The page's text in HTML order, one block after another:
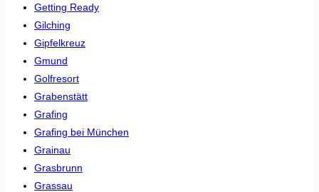
Getting Ready
Gilching
Gipfelkreuz
Gmund
Golfresort
Grabenstätt
Grafing
Grafing bei München
Grainau
Grasbrunn
Grassau